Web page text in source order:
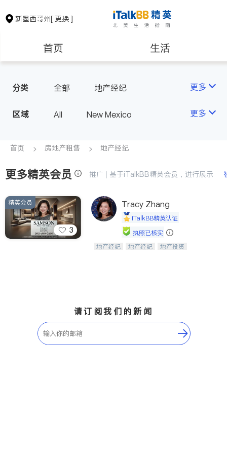
新墨西哥州[ 更换 ]
首页 生活
房地产租售
教育
非盈利组织
分类 全部 地产经纪 更多
区域 All New Mexico 更多
首页 房地产租售 地产经纪
更多精英会员 推广 | 基于iTalkBB精英会员，进行展示
3
精英会员 Tracy Zhang
iTalkBB精英认证
执照已核实
Tracy Zhang - 引领大华府地区房产
地产经纪 地产经纪
地产投资
请订阅我们的新闻